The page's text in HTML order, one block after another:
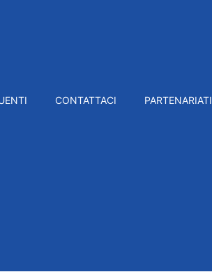
CONTATTACI PARTENARIATI